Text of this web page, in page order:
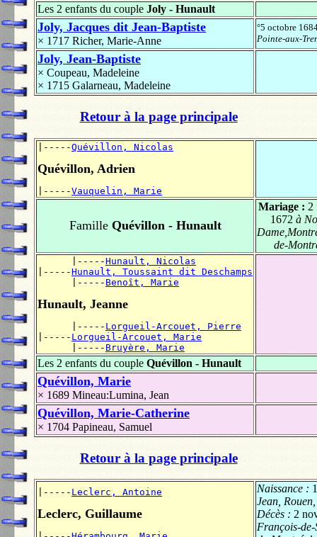
Les 2 enfants du couple Joly - Hunault
Joly, Jacques dit Jean-Baptiste
× 1717 Richer, Marie-Anne
°5 octobre
Pointe-aux-
Joly, Jean-Baptiste
× Coupeau, Madeleine
× 1715 Galarneau, Madeleine
Retour à la page principale
|-----Quévillon, Nicolas
Quévillon, Adrien
|-----Vauquelin, Marie
FamilleQuévillon - Hunault
Mariage : 2
1672 à
de-
      |-----
Hunault, Nicolas
|-----Hunault, Toussaint dit Deschamps
      |-----
Benoît, Marie
Hunault, Jeanne
      |-----
Lorgueil-Arcouet, Pierre
|----- Lorgueil-Arcouet, Marie
      |-----
Bruyère, Marie
Les 2 enfants du couple Quévillon - Hunault
Quévillon, Marie
× 1689 Mineau:Lumina, Jean
Quévillon, Marie-Catherine
× 1704 Papineau, Samuel
Retour à la page principale
|----- Leclerc, Antoine
Leclerc, Guillaume
Naissance :
Jean,
Décès : 2
François-de-